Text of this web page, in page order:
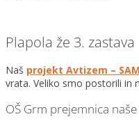
Plapola že 3.
Naš projekt Avtizem –
vrata. Veliko smo postorili in
OŠ Grm prejemnica